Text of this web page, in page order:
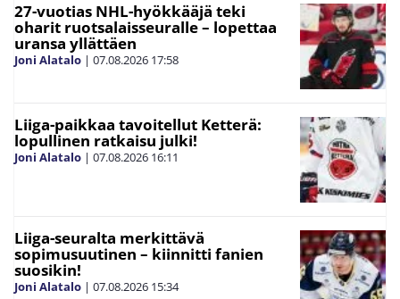
27-vuotias NHL-hyökkääjä teki
oharit ruotsalaisseuralle – lopettaa
uransa yllättäen
Joni Alatalo | 07.08.2026 17:58
Liiga-paikkaa tavoitellut Ketterä:
lopullinen ratkaisu julki!
Joni Alatalo | 07.08.2026 16:11
Liiga-seuralta merkittävä
sopimusuutinen – kiinnitti fanien
suosikin!
Joni Alatalo | 07.08.2026 15:34